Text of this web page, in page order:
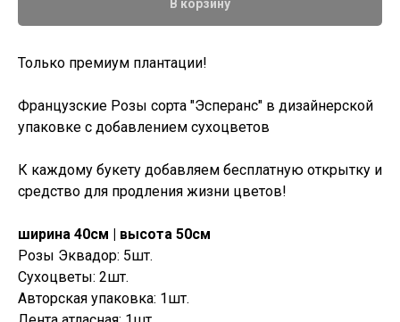
В корзину
Только премиум плантации!
Французские Розы сорта "Эсперанс" в дизайнерской
упаковке с добавлением сухоцветов
К каждому букету добавляем бесплатную открытку и
средство для продления жизни цветов!
ширина 40см | высота 50см
Розы Эквадор: 5шт.
Сухоцветы: 2шт.
Авторская упаковка: 1шт.